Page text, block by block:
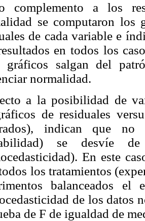
complemento a los
se computaron los
de cada variable e
en todos los
gráficos salgan del
normalidad.
a la posibilidad de
de residuales
indican que
se desvíe
En este
los tratamientos
balanceados
de los datos
de F de igualdad de